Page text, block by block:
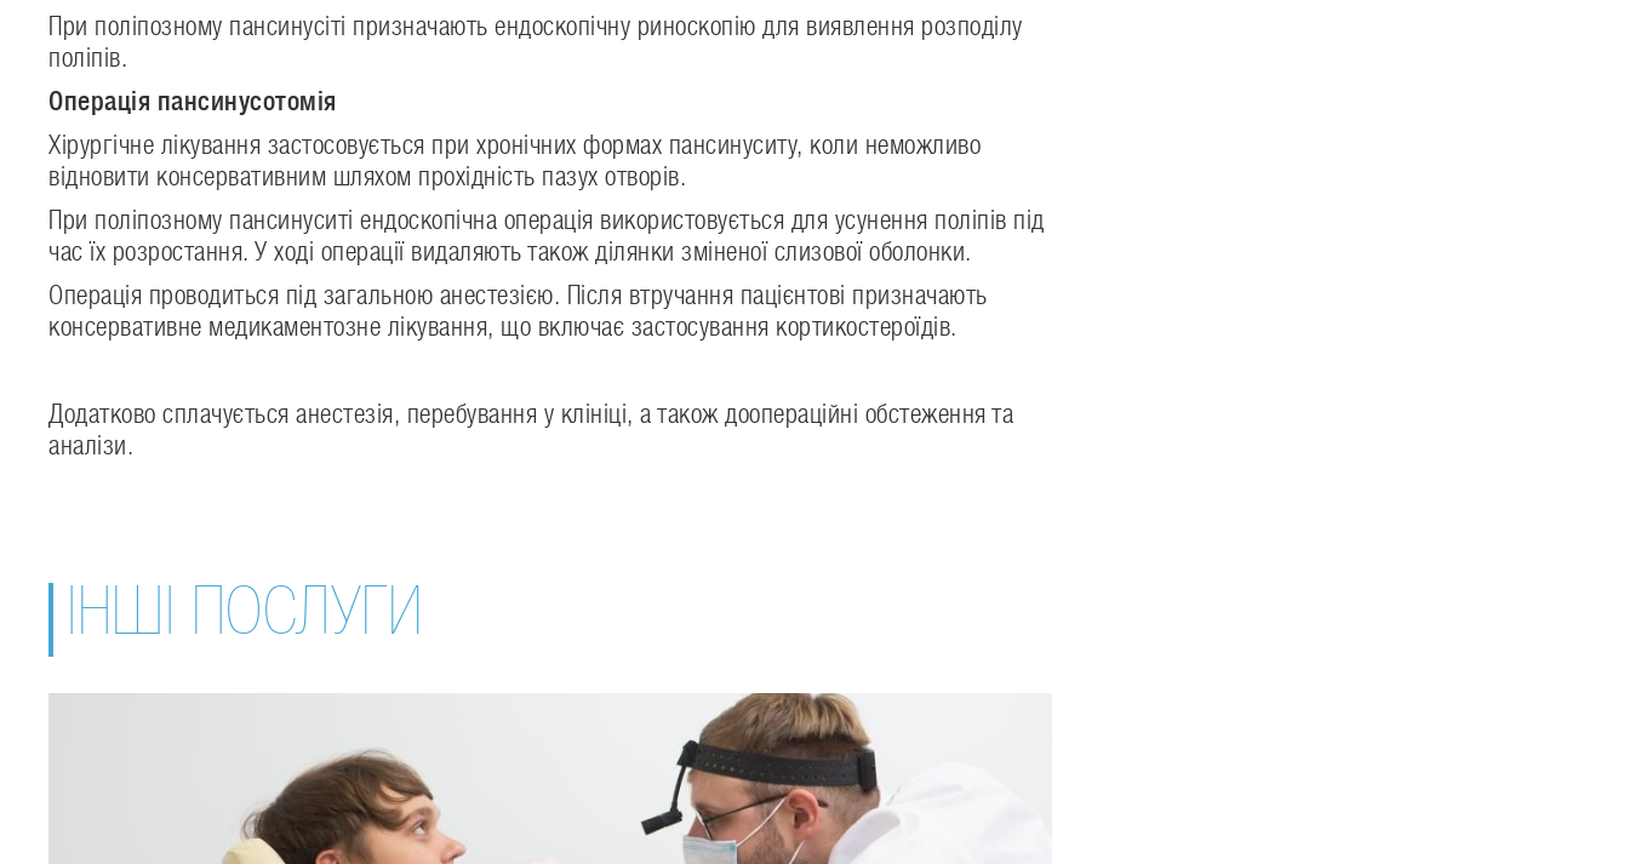
При поліпозному пансинусіті призначають ендоскопічну риноскопію для виявлення розподілу
поліпів.
Операція пансинусотомія
Хірургічне лікування застосовується при хронічних формах пансинуситу, коли неможливо
відновити консервативним шляхом прохідність пазух отворів.
При поліпозному пансинуситі ендоскопічна операція використовується для усунення поліпів під
час їх розростання. У ході операції видаляють також ділянки зміненої слизової оболонки.
Операція проводиться під загальною анестезією. Після втручання пацієнтові призначають
консервативне медикаментозне лікування, що включає застосування кортикостероїдів.
Додатково сплачується анестезія, перебування у клініці, а також доопераційні обстеження та
аналізи.
ІНШІ ПОСЛУГИ